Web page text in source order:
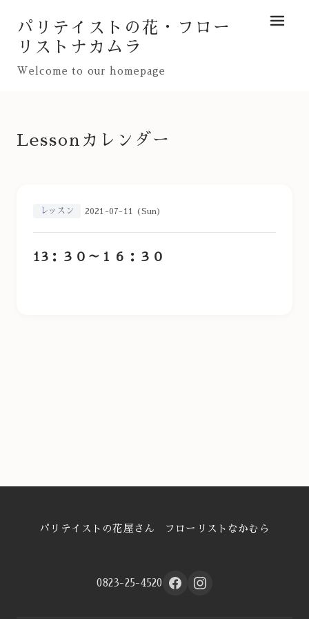
パリテイストの花・フロー
リストナカムラ
Welcome to our homepage
メニュ
Lessonカレンダー
レッスン 2021-07-11 (Sun)
13：３０～１６：３０
パリテイストの花屋さん フローリストなかむら
0823-25-4520